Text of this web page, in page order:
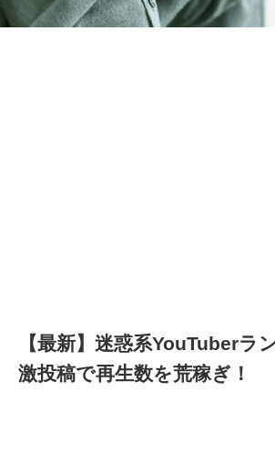
【最新】迷惑系YouTuberラ
激投稿で再生数を荒稼ぎ！